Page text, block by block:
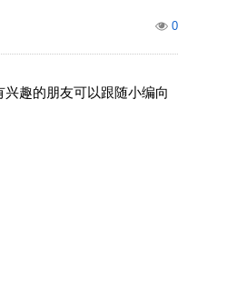
0
趣的朋友可以跟随小编向